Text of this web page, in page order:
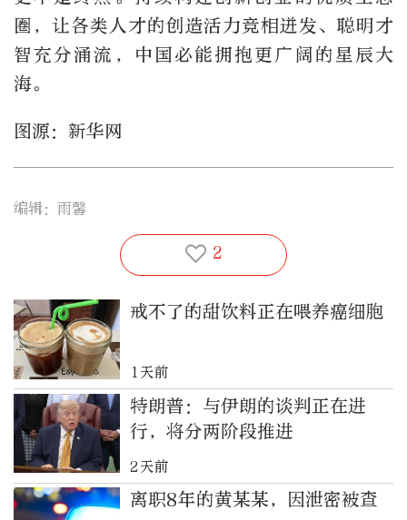
圈，让各类人才的创造活力竞相迸发、聪明才
智充分涌流，中国必能拥抱更广阔的星辰大
海。
图源：新华网
编辑：雨馨
2
戒不了的甜饮料正在喂养癌细胞
1天前
特朗普：与伊朗的谈判正在进
行，将分两阶段推进
2天前
离职8年的黄某某，因泄密被查